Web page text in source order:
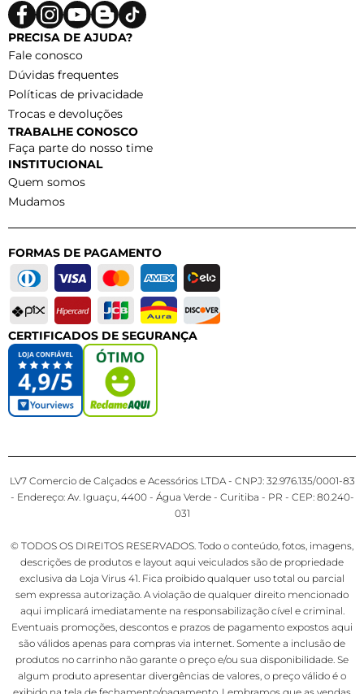
PRECISA DE AJUDA?
Fale conosco
Dúvidas frequentes
Políticas de privacidade
Trocas e devoluções
TRABALHE CONOSCO
Faça parte do nosso time
INSTITUCIONAL
Quem somos
Mudamos
FORMAS DE PAGAMENTO
CERTIFICADOS DE SEGURANÇA
LV7 Comercio de Calçados e Acessórios LTDA - CNPJ: 32.976.135/0001-83
- Endereço: Av. Iguaçu, 4400 - Água Verde - Curitiba - PR - CEP: 80.240-
031
© TODOS OS DIREITOS RESERVADOS. Todo o conteúdo, fotos, imagens,
descrições de produtos e layout aqui veiculados são de propriedade
exclusiva da Loja Virus 41. Fica proibido qualquer uso total ou parcial
sem expressa autorização. A violação de qualquer direito mencionado
aqui implicará imediatamente na responsabilização cível e criminal.
Eventuais promoções, descontos e prazos de pagamento expostos aqui
são válidos apenas para compras via internet. Somente a inclusão de
produtos no carrinho não garante o preço e/ou sua disponibilidade. Se
algum produto apresentar divergências de valores, o preço válido é o